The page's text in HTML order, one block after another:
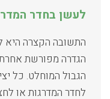
לעשן בחדר
התשובה הקצרה היא
הגדרה מפורשת
הגבול המוחלט. כל
לחדר המדרגות או